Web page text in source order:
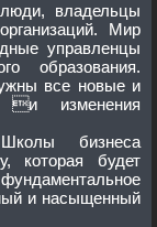
владельцы
все новые и
бизнеса
и насыщенный